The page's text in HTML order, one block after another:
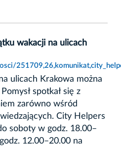
wakacji na ulicach
ulicach Krakowa można
spotkał się z
zarówno wśród
City Helpers
soboty w godz. 18.00–
12.00–20.00 na